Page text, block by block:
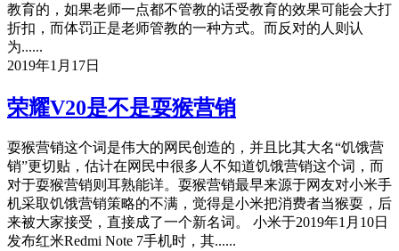
教育的，如果老师一点都不管教的话受教育的效果可能会大打
折扣，而体罚正是老师管教的一种方式。而反对的人则认
为......
2019年1月17日
荣耀V20是不是耍猴营销
耍猴营销这个词是伟大的网民创造的，并且比其大名“饥饿营
销”更切贴，估计在网民中很多人不知道饥饿营销这个词，而
对于耍猴营销则耳熟能详。耍猴营销最早来源于网友对小米手
机采取饥饿营销策略的不满，觉得是小米把消费者当猴耍，后
来被大家接受，直接成了一个新名词。 小米于2019年1月10日
发布红米Redmi Note 7手机时，其......